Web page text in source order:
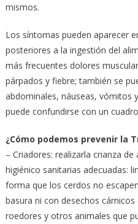
mismos.
Los síntomas pueden aparecer
posteriores a la ingestión del
más frecuentes dolores
párpados y fiebre; también se
abdominales, náuseas, vómitos
puede confundirse con un
¿Cómo podemos prevenir la
– Criadores: realizarla crianza
higiénico sanitarias adecuadas:
forma que los cerdos no
basura ni con desechos
roedores y otros animales que